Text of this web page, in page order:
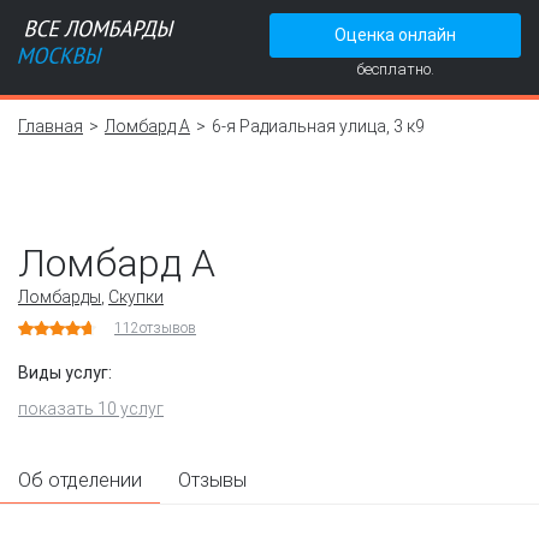
Оценка онлайн
бесплатно.
Главная Ломбард А 6-я Радиальная улица, 3 к9
Ломбард А
Ломбарды Скупки
112отзывов
Виды услуг:
показать 10 услуг
Об отделении Отзывы